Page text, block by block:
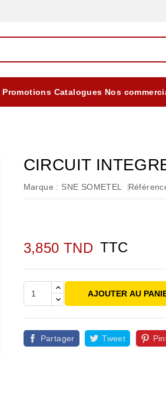
Promotions Catalogues Nos
CIRCUIT
Marque : SNE SOMETEL
3,850 TND TTC
AJOUTER AU
Partager Tweet